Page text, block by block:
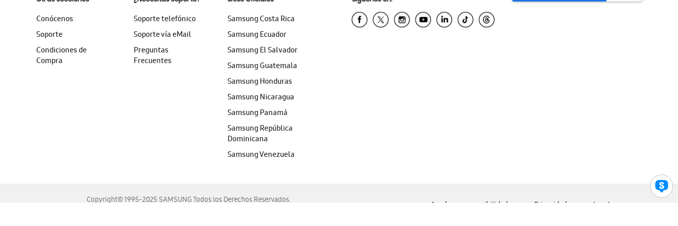
Conócenos
Soporte
Condiciones de
Compra
Soporte telefónico
Soporte vía eMail
Preguntas
Frecuentes
Samsung Costa Rica
Samsung Ecuador
Samsung El Salvador
Samsung Guatemala
Samsung Honduras
Samsung Nicaragua
Samsung Panamá
Samsung República
Dominicana
Samsung Venezuela
Copyright© 1995-2025 SAMSUNG Todos los Derechos Reservados.
Ayuda para accesibilidad Privacidad Legal